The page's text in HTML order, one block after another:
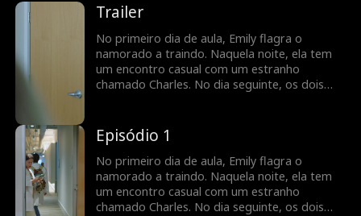
Trailer
No primeiro dia de aula, Emily flagra o
namorado a traindo. Naquela noite, ela tem
um encontro casual com um estranho
chamado Charles. No dia seguinte, os dois
relação profissional de aluno e professor, mas
há uma tensão inegável entre eles.
Justamente quando Emily pensa que tudo vai
voltar aos trilhos, ela descobre
inesperadamente que está grávida...
Episódio 1
No primeiro dia de aula, Emily flagra o
namorado a traindo. Naquela noite, ela tem
um encontro casual com um estranho
chamado Charles. No dia seguinte, os dois